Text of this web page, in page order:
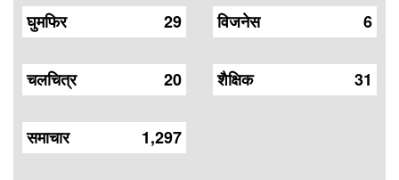
29
घुमफिर
20
चलचित्र
6
विजनेस
31
शैक्षिक
1,297
समाचार